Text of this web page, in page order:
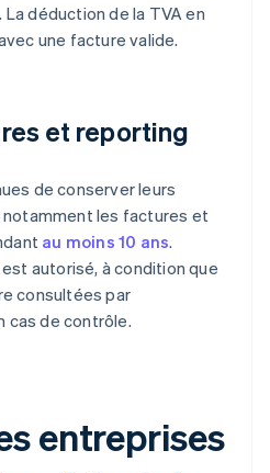
déduction de la TVA en
une facture valide.
et reporting
de conserver leurs
notamment les factures et
au moins 10 ans.
autorisé, à condition que
consultées par
cas de contrôle.
entreprises